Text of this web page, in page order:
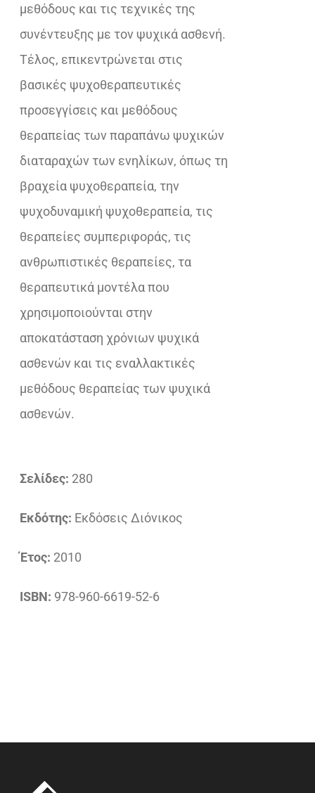
μεθόδους και τις τεχνικές της
συνέντευξης με τον ψυχικά ασθενή.
Τέλος, επικεντρώνεται στις
βασικές ψυχοθεραπευτικές
προσεγγίσεις και μεθόδους
θεραπείας των παραπάνω ψυχικών
διαταραχών των ενηλίκων, όπως τη
βραχεία ψυχοθεραπεία, την
ψυχοδυναμική ψυχοθεραπεία, τις
θεραπείες συμπεριφοράς, τις
ανθρωπιστικές θεραπείες, τα
θεραπευτικά μοντέλα που
χρησιμοποιούνται στην
αποκατάσταση χρόνιων ψυχικά
ασθενών και τις εναλλακτικές
μεθόδους θεραπείας των ψυχικά
ασθενών.
Σελίδες: 280
Εκδότης: Εκδόσεις Διόνικος
Έτος: 2010
ISBN: 978-960-6619-52-6